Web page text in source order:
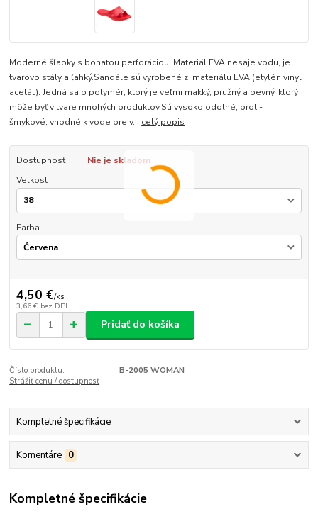
Moderné šľapky s bohatou perforáciou. Materiál EVA nesaje vodu, je
tvarovo stály a ľahký.Sandále sú vyrobené z materiálu EVA (etylén vinyl
acetát). Jedná sa o polymér, ktorý je veľmi mäkký, pružný a pevný, ktorý
môže byť v tvare mnohých produktov.Sú vysoko odolné, proti-
šmykové, vhodné k vode pre v... celý popis
Dostupnosť
Nie je skladom
Velkost
Farba
4,50 €/ks
3,66 € bez DPH
Pridať do košíka
Číslo produktu:
B-2005 WOMAN
Strážiť cenu / dostupnosť
Kompletné špecifikácie
Komentáre 0
Kompletné špecifikácie